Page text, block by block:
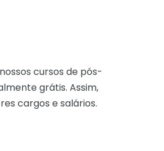
cursos de pós-
grátis. Assim,
cargos e salários.